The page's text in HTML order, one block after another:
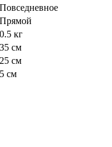
Повседневное
Прямой
0.5 кг
35 см
25 см
5 см